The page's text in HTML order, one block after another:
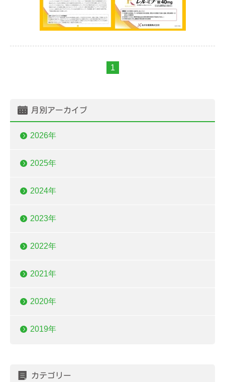
1
月別アーカイブ
2026年
2025年
2024年
2023年
2022年
2021年
2020年
2019年
カテゴリー